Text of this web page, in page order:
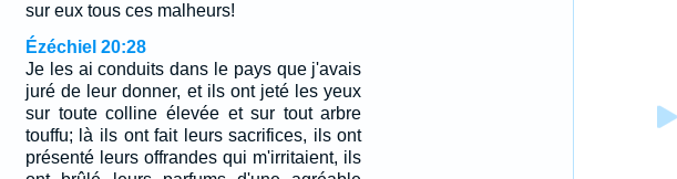
sur eux tous ces malheurs!
Ézéchiel 20:28
Je les ai conduits dans le pays que j'avais
juré de leur donner, et ils ont jeté les yeux
sur toute colline élevée et sur tout arbre
touffu; là ils ont fait leurs sacrifices, ils ont
présenté leurs offrandes qui m'irritaient, ils